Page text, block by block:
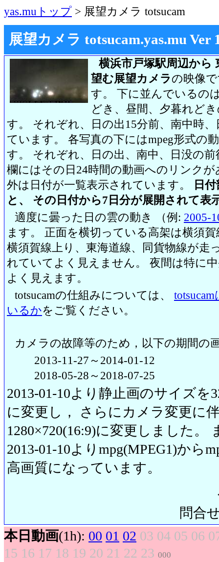
yas.muトップ > 展望カメラ totsucam
展望カメラ totsucam.yas.mu Ver
横浜市戸塚駅周辺から
望む展望カメラの映像
す。 下に並んでいるの
どき、昼間、夕暮れど
す。 それぞれ、日の出15分前、南中時
ています。 各写真の下にはmpeg形式の
す。 それぞれ、日の出、南中、日没の
欄にはその日24時間の動画へのリンク
外は日付が一覧表示されています。
日
と、 その日付から7日分が展開されて表
適度に曇った日の雲の動き （例: 2005-
ます。 正面を横切っている高架は横須
横須賀線上り、東海道線、同貨物線が走
れていてよく見えません。 夜間は特に
よく見えます。
totsucamの仕組みについては、
いるかをご覧ください。
カメラの故障等のため，以下の期間の
2013-11-27～2014-01-12
2018-05-28～2018-07-25
2013-01-10より静止画のサイズを
に変更し， さらにカメラ変更に
1280×720(16:9)に変更しました。
2013-01-10よりmpg(MPEG1)から
高画質になっています。
問合
本日動画(1h): 00 01 02 03 04 05 06
15 16 17 18 19 20 21 22 23 000